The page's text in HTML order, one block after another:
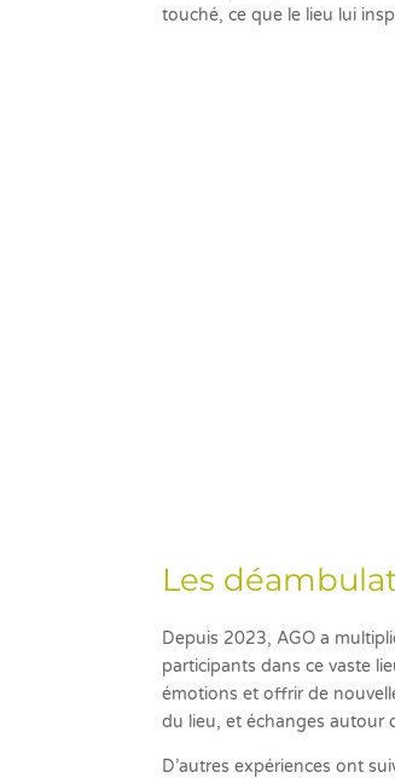
touché, ce que le lieu lui
Les
Depuis 2023, AGO a
participants dans ce vaste
émotions et offrir de
du lieu, et échanges autour
D’autres expériences ont